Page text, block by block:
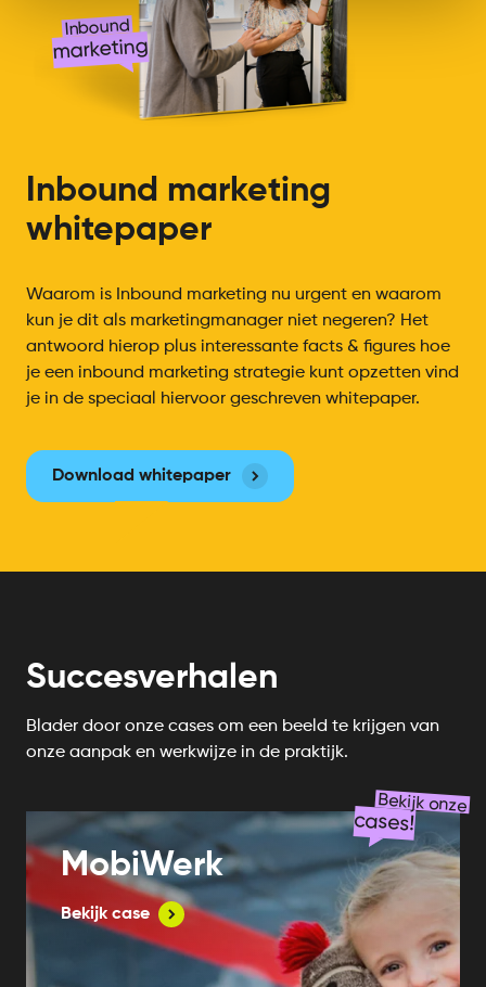
Inbound
marketing
Inbound marketing
whitepaper
Waarom is Inbound marketing nu urgent en waarom
kun je dit als marketingmanager niet negeren? Het
antwoord hierop plus interessante facts & figures hoe
je een inbound marketing strategie kunt opzetten vind
je in de speciaal hiervoor geschreven whitepaper.
Download whitepaper
Succesverhalen
Blader door onze cases om een beeld te krijgen van
onze aanpak en werkwijze in de praktijk.
Bekijk onze
cases!
MobiWerk
Bekijk case